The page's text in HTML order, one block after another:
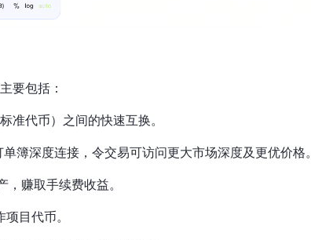
要包括：
准代币）之间的快速互换。
簿深度连接，令交易可访问更大市场深度及更优价格。
赚取手续费收益。
目代币。